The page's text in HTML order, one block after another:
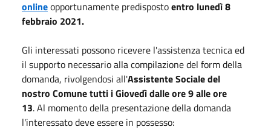
onlineopportunamente predispostoentro lunedì 8
febbraio 2021.
Gli interessati possono ricevere l'assistenza tecnica ed
il supporto necessario alla compilazione del form della
domanda, rivolgendosi all'Assistente Sociale del
nostro Comune tutti i Giovedì dalle ore 9 alle ore
13. Al momento della presentazione della domanda
l'interessato deve essere in possesso: